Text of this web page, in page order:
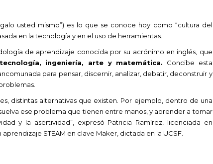
usted mismo”) es lo que se conoce hoy como “cultura del
en la tecnología y en el uso de herramientas.
de aprendizaje conocida por su acrónimo en inglés, que
ingeniería, arte y matemática. Concibe esta
para pensar, discernir, analizar, debatir, deconstruir y
distintas alternativas que existen. Por ejemplo, dentro de una
ese problema que tienen entre manos, y aprender a tomar
y la asertividad”, expresó Patricia Ramírez, licenciada en
STEAM en clave Maker, dictada en la UCSF.